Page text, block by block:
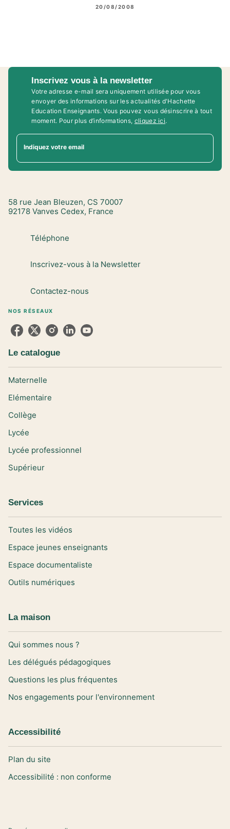
20/08/2008
Inscrivez vous à la newsletter
Votre adresse e-mail sera uniquement utilisée pour vous
envoyer des informations sur les actualités d'Hachette
Education Enseignants. Vous pouvez vous désinscrire à tout
moment. Pour plus d’informations, cliquez ici.
Indiquez votre email
58 rue Jean Bleuzen, CS 70007
92178 Vanves Cedex, France
Téléphone
Inscrivez-vous à la Newsletter
Contactez-nous
NOS RÉSEAUX
Le catalogue
Maternelle
Elémentaire
Collège
Lycée
Lycée professionnel
Supérieur
Services
Toutes les vidéos
Espace jeunes enseignants
Espace documentaliste
Outils numériques
La maison
Qui sommes nous ?
Les délégués pédagogiques
Questions les plus fréquentes
Nos engagements pour l'environnement
Accessibilité
Plan du site
Accessibilité : non conforme